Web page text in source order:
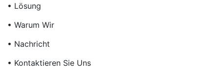
• Lösung
• Warum Wir
• Nachricht
• Kontaktieren Sie Uns